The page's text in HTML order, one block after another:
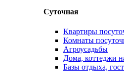
Суточная
Квартиры
Комнаты
Агроусадьбы
Дома, коттеджи
Базы отдыха,